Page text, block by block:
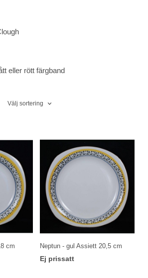
eller rött färgband
Välj sortering
cm Neptun - gul Assiett 20,5 cm
Ej prissatt